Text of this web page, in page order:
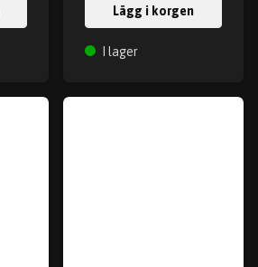
Lägg i korgen
I lager